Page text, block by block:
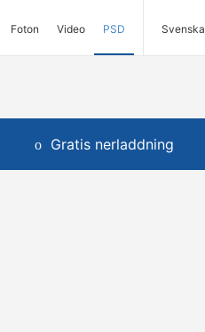
Foton Video PSD Svenska
Gratis nerladdning